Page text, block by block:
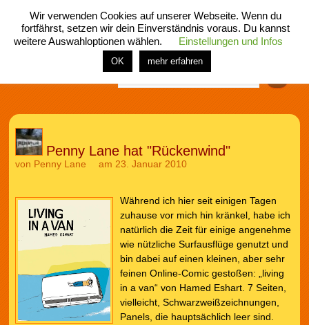
menü
home rubrik buch comic spiel fotos shop
Penny Lane hat "Rückenwind"
von Penny Lane am 23. Januar 2010
Während ich hier seit einigen Tagen
zuhause vor mich hin kränkel, habe ich
natürlich die Zeit für einige angenehme
wie nützliche Surfausflüge genutzt und
bin dabei auf einen kleinen, aber sehr
feinen Online-Comic gestoßen: „living
in a van“ von Hamed Eshart. 7 Seiten,
vielleicht, Schwarzweißzeichnungen,
Panels, die hauptsächlich leer sind.
Wir verwenden Cookies auf unserer Webseite. Wenn du
fortfährst, setzen wir dein Einverständnis voraus. Du kannst
weitere Auswahloptionen wählen.
Einstellungen und Infos
OK mehr erfahren